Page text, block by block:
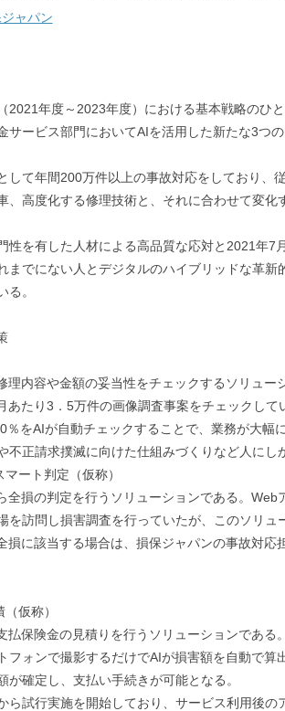
ャパン
2021年度～2023年度）における基本戦略のひ
ービス部門においてAIを活用した新たな3つの
して年間200万件以上の事故対応をしており
、高度化する修理技術と、それに合わせて変
性を有した人材による高品質な応対と2021
までにない人とデジタルのハイブリッドな革
る。
理内容や金額の妥当性をチェックするソリュ
あたり3．5万件の画像調査事案をチェックし
％をAIが自動チェックすることで、業務が大
不正請求撲滅に向けた仕組みづくりなど人にし
ート判定（仮称）
全損の判定を行うソリューションである。
を訪問し損害調査を行っていたが、このソリ
損に該当する場合は、損保ジャパンの事故対
仮称）
払保険金の見積りを行うソリューションであ
フォンで撮影するだけでAIが損害額を自動で
確定し、支払い手続きが可能となる。
ら試行実施を開始しており、サービス利用後